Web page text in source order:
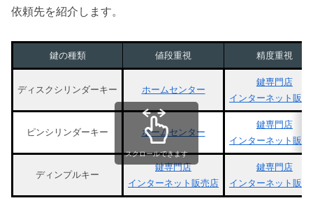
依頼先を紹介します。
鍵の種類 値段重視 精度重視
ディスクシリンダーキー ホームセンター
鍵専門店
インターネット販売
ピンシリンダーキー ホームセンター
鍵専門店
インターネット販売
ディンプルキー
鍵専門店
インターネット販売店
鍵専門店
インターネット販売
スクロールできます